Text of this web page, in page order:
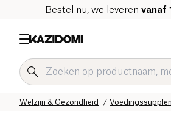
Bestel nu, we leveren vanaf
Welzijn & Gezondheid
Onze biologische catalogus
Home